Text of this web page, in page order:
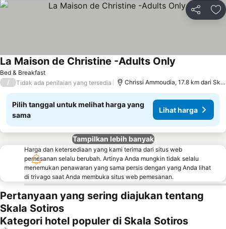
Bagikan
Bed & Breakfast
La Maison de Christine -Adults Only
/ Tidak ada penilaian yang tersedia Chrissi Ammoudia, 17.8 km dari
Pilih tanggal untuk melihat harga yang
sama
Lihat harga
Tampilkan lebih banyak
Harga dan ketersediaan yang kami terima dari situs web
pemesanan selalu berubah. Artinya Anda mungkin tidak selalu
menemukan penawaran yang sama persis dengan yang Anda lihat
di trivago saat Anda membuka situs web pemesanan.
Pertanyaan yang sering diajukan tentang
Skala Sotiros
Kategori hotel populer di Skala Sotiros